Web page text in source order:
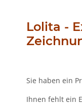
Lolita -
Sie haben ein
Ihnen fehlt ein